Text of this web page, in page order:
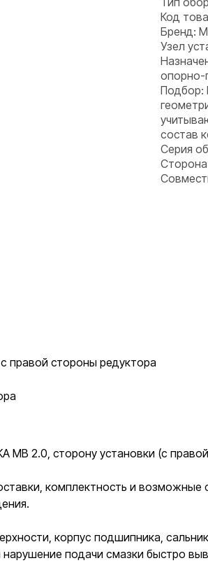
Код
Бренд:
Узел
опорно-
Подбор:
состав
Серия
Сторона
правой стороны редуктора
2.0, сторону установки (с
комплектность и
корпус подшипника,
подачи смазки быстро